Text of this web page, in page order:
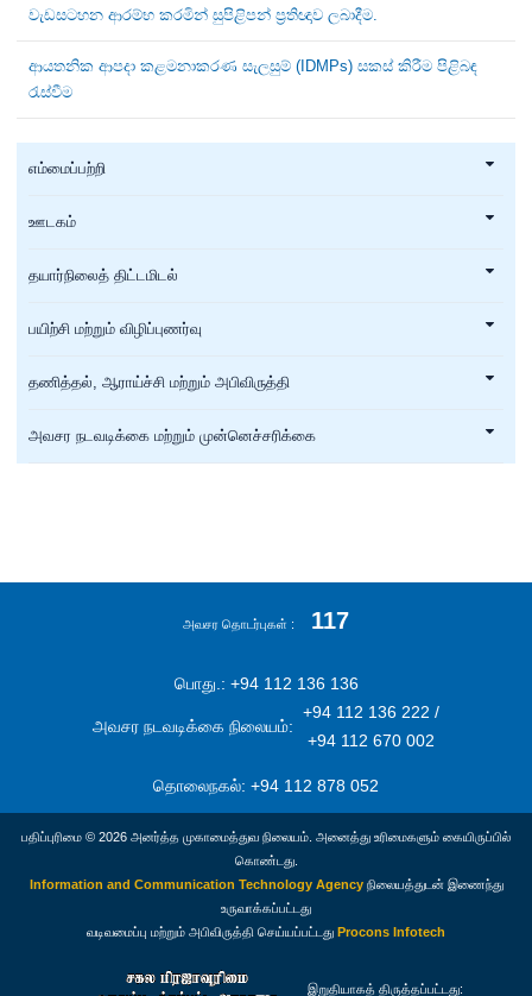
වැඩසටහන ආරම්භ කරමින් සුපිළිපන් ප්‍රතිඥාව ලබාදීම.
ආයතනික ආපදා කළමනාකරණ සැලසුම් (IDMPs) සකස් කිරීම පිළිබඳ
රැස්වීම
எம்மைப்பற்றி
ஊடகம்
தயார்நிலைத் திட்டமிடல்
பயிற்சி மற்றும் விழிப்புணர்வு
தணித்தல், ஆராய்ச்சி மற்றும் அபிவிருத்தி
அவசர நடவடிக்கை மற்றும் முன்னெச்சரிக்கை
அவசர தொடர்புகள் 117
பொது.: +94 112 136 136
அவசர நடவடிக்கை நிலையம்:
+94 112 136 222 /
+94 112 670 002
தொலைநகல்: +94 112 878 052
பதிப்புரிமை © 2026 அனர்த்த முகாமைத்துவ நிலையம். அனைத்து உரிமைகளும் கையிருப்பில்
கொண்டது.
Information and Communication Technology Agencyநிலையத்துடன் இணைந்து
உருவாக்கப்பட்டது
வடிவமைப்பு மற்றும் அபிவிருத்தி செய்யப்பட்டது Procons Infotech
இறுதியாகத் திருத்தப்பட்டது: